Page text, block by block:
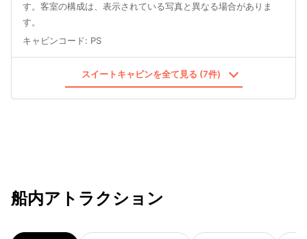
す。客室の構成は、表示されている写真と異なる場合がありま
す。
キャビンコード: PS
スイートキャビンを全て見る (7件)
船内アトラクション